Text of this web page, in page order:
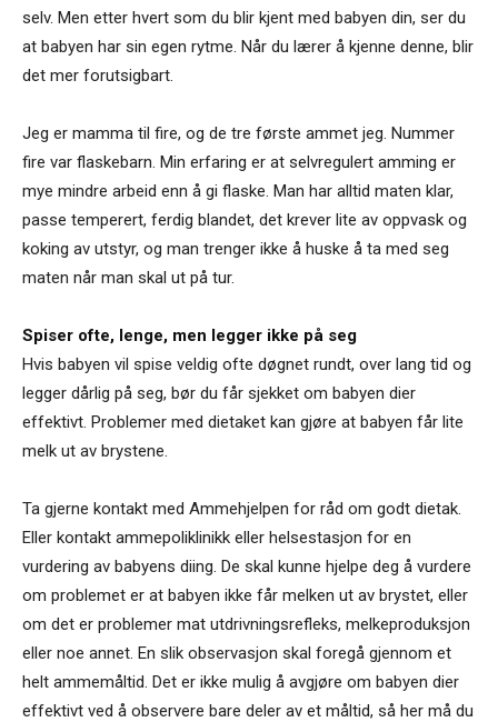
selv. Men etter hvert som du blir kjent med babyen din, ser du
at babyen har sin egen rytme. Når du lærer å kjenne denne, blir
det mer forutsigbart.
Jeg er mamma til fire, og de tre første ammet jeg. Nummer
fire var flaskebarn. Min erfaring er at selvregulert amming er
mye mindre arbeid enn å gi flaske. Man har alltid maten klar,
passe temperert, ferdig blandet, det krever lite av oppvask og
koking av utstyr, og man trenger ikke å huske å ta med seg
maten når man skal ut på tur.
Spiser ofte, lenge, men legger ikke på seg
Hvis babyen vil spise veldig ofte døgnet rundt, over lang tid og
legger dårlig på seg, bør du får sjekket om babyen dier
effektivt. Problemer med dietaket kan gjøre at babyen får lite
melk ut av brystene.
Ta gjerne kontakt med Ammehjelpen for råd om godt dietak.
Eller kontakt ammepoliklinikk eller helsestasjon for en
vurdering av babyens diing. De skal kunne hjelpe deg å vurdere
om problemet er at babyen ikke får melken ut av brystet, eller
om det er problemer mat utdrivningsrefleks, melkeproduksjon
eller noe annet. En slik observasjon skal foregå gjennom et
helt ammemåltid. Det er ikke mulig å avgjøre om babyen dier
effektivt ved å observere bare deler av et måltid, så her må du